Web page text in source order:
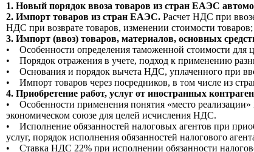
1. Новый порядок ввоза товаров из стран ЕАЭС
2. Импорт товаров из стран ЕАЭС. Расчет НДС при
НДС при возврате товаров, изменении стоимости
3. Импорт (ввоз) товаров, материалов, основных
• Особенности определения таможенной стоимости
• Порядок отражения в учете, подход к применению
• Основания и порядок вычета НДС, уплаченного при
• Импорт товаров через посредников, в том числе из
4. Приобретение работ, услуг от иностранных
• Особенности применения понятия «место
экономическом союзе для целей исчисления НДС.
• Исполнение обязанностей налоговых агентов при
услуг, порядок исполнения обязанностей налогового
• Ставка НДС 22% при исполнении обязанности